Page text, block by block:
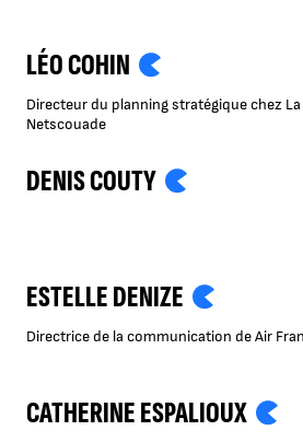
LÉO COHIN
Directeur du planning stratégique chez La
Netscouade
DENIS COUTY
ESTELLE DENIZE
Directrice de la communication de Air
CATHERINE ESPALIOUX